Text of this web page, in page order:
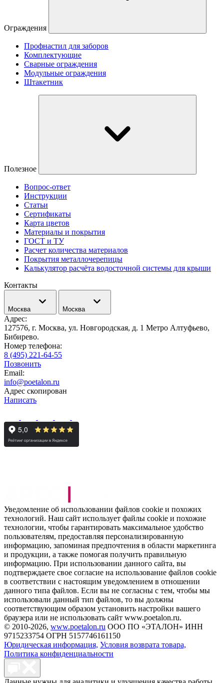
Ограждения
Профнастил для заборов
Комплектующие
Сварные ограждения
Модульные ограждения
Штакетник
Полезное
Вопрос-ответ
Инструкции
Статьи
Сертификаты
Карта цветов
Материалы и покрытия
ГОСТ и ТУ
Расчет количества материалов
Покрытия металлочерепицы
Калькулятор расчёта водосточной системы для крыши
Контакты
Москва Москва
Адрес:
127576, г. Москва, ул. Новгородская, д. 1 Метро Алтуфьево,
Бибирево.
Номер телефона:
8 (495) 221-64-55
Позвонить
Email:
info@poetalon.ru
Адрес скопирован
Написать
Уведомление об использовании файлов cookie и похожих
технологий. Наш сайт использует файлы cookie и похожие
технологии, чтобы гарантировать максимальное удобство
пользователям, предоставляя персонализированную
информацию, запоминая предпочтения в области маркетинга
и продукции, а также помогая получить правильную
информацию. При использовании данного сайта, вы
подтверждаете свое согласие на использование файлов cookie
в соответствии с настоящим уведомлением в отношении
данного типа файлов. Если вы не согласны с тем, чтобы мы
использовали данный тип файлов, то вы должны
соответствующим образом установить настройки вашего
браузера или не использовать сайт www.poetalon.ru.
© 2010-2026, www.poetalon.ru ООО ПО «ЭТАЛОН» ИНН
9715233754 ОГРН 5157746161150
Юридическая информация, Условия возврата товара,
Политика конфиденциальности